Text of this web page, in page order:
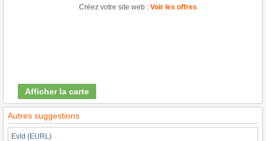
Créez votre site web : Voir les offres
Afficher la carte
Autres suggestions
Evld (EURL)